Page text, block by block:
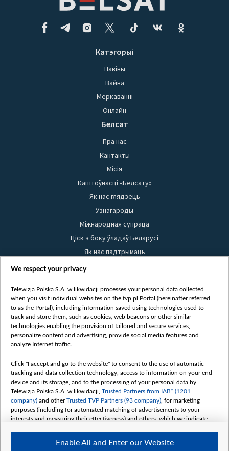
Катэгорыі
Навіны
Вайна
Меркаванні
Онлайн
Белсат
Пра нас
Кантакты
Місія
Каштоўнасці «Белсату»
Як нас глядзець
Узнагароды
Міжнародная супраца
Ціск з боку ўладаў Беларусі
Як нас падтрымаць
Правілы выкарыстання матэрыялаў
Бяспека
Youtube
Белсат news
Белсат Shorts
Жэстачайшы мульт
Belsat English
Biełsat PL
Белсат Now
Белсат History
Белсат Music
Белсат Doc
We respect your privacy
Telewizja Polska S.A. w likwidacji processes your personal data collected
when you visit individual websites on the tvp.pl Portal (hereinafter referred
to as the Portal), including information saved using technologies used to
track and store them, such as cookies, web beacons or other similar
technologies enabling the provision of tailored and secure services,
personalize content and advertising, provide social media features and
analyze Internet traffic.
Click "I accept and go to the website" to consent to the use of automatic
tracking and data collection technology, access to information on your end
device and its storage, and to the processing of your personal data by
Telewizja Polska S.A. w likwidacji, Trusted Partners from IAB* (1201
company) and otherTrusted TVP Partners (93 company) , for marketing
purposes (including for automated matching of advertisements to your
interests and measuring their effectiveness) and others, which we indicate
The purposes of processing your data by TVP S.A. w likwidacji are as
Enable All and Enter our Website